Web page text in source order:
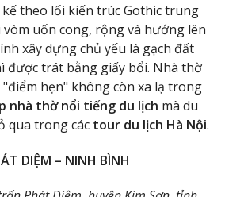
theo lối kiến trúc Gothic trung
vòm uốn cong, rộng và hướng lên
xây dựng chủ yếu là gạch đất
được trát bằng giấy bổi. Nhà thờ
hẹn" không còn xa lạ trong
nhà thờ nổi tiếng du lịch mà du
qua trong các tour du lịch Hà Nội.
DIỆM – NINH BÌNH